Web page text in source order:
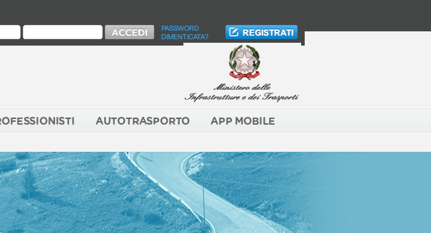
PASSWORD
DIMENTICATA?
AUTOTRASPORTO APP MOBILE